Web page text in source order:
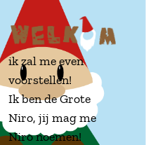
ik zal me even
voorstellen!
Ik ben de Grote
Niro, jij mag me
Niro noemen!